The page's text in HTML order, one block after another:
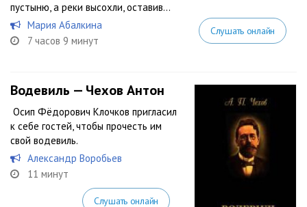
пустыню, а реки высохли, оставив...
Мария Абалкина
7 часов 9 минут
Слушать онлайн
Водевиль — Чехов Антон
Осип Фёдорович Клочков пригласил
к себе гостей, чтобы прочесть им
свой водевиль.
Александр Воробьев
11 минут
Слушать онлайн